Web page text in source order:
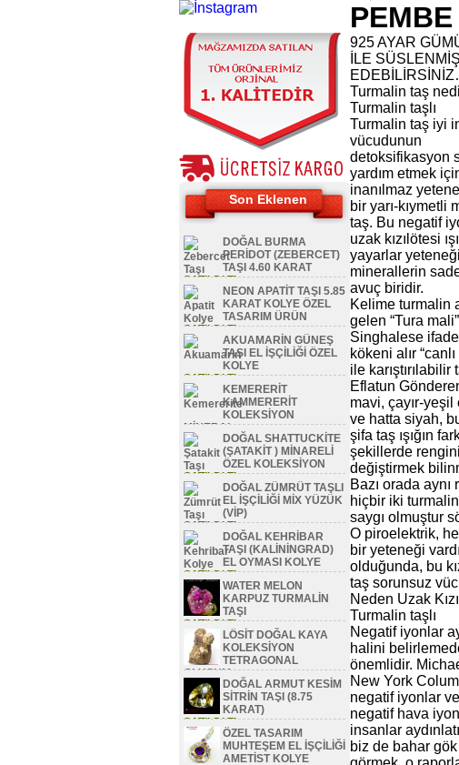
Son Eklenen
DOĞAL BURMA
PERİDOT (ZEBERCET)
TAŞI 4.60 KARAT
SATILDI TL
NEON APATİT TAŞI 5.85
KARAT KOLYE ÖZEL
TASARIM ÜRÜN
SATILDI TL
AKUAMARİN GÜNEŞ
TAŞI EL İŞÇİLİĞİ ÖZEL
KOLYE
SATILDI TL
KEMERERİT
KAMMERERİT
KOLEKSİYON
MİNERAL
SATILDI TLDOĞAL SHATTUCKİTE
(ŞATAKİT ) MİNARELİ
ÖZEL KOLEKSİYON
SATILDI TL
DOĞAL ZÜMRÜT TAŞLI
EL İŞÇİLİĞİ MİX YÜZÜK
(VİP)
SATILDI TL
DOĞAL KEHRİBAR
TAŞI (KALİNİNGRAD)
EL OYMASI KOLYE
SATILDI TL
WATER MELON
KARPUZ TURMALİN
TAŞI
SATILDI TL
LÖSİT DOĞAL KAYA
KOLEKSİYON
TETRAGONAL
OLUŞUM
SATILDI TLDOĞAL ARMUT KESİM
SİTRİN TAŞI (8.75
KARAT)
SATILDI TL
ÖZEL TASARIM
MUHTEŞEM EL İŞÇİLİĞİ
AMETİST KOLYE
925 AYAR
İLE
Turmalin taş
Turmalin taşlı
Turmalin taş iyi
vücudunun
detoksifikasyon
yardım etmek
inanılmaz
bir yarı-kıymetli
taş. Bu negatif
uzak kızılötesi
yayarlar
minerallerin
avuç biridir.
Kelime turmalin
gelen “Tura mali”
Singhalese
kökeni alır
ile karıştırılabilir
Eflatun
mavi, çayır-yeşil
ve hatta siyah,
şifa taş ışığın
şekillerde rengini
değiştirmek
Bazı orada aynı
hiçbir iki
saygı olmuştur
O piroelektrik,
bir yeteneği
olduğunda, bu
taş sorunsuz
Neden Uzak
Turmalin taşlı
Negatif iyonlar
halini
önemlidir.
New York
negatif iyonlar
negatif hava
insanlar
biz de bahar